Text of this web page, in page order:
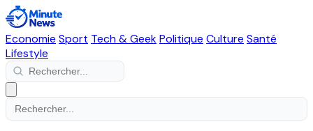
Economie Sport Tech & GeekPolitique Culture Santé
Lifestyle